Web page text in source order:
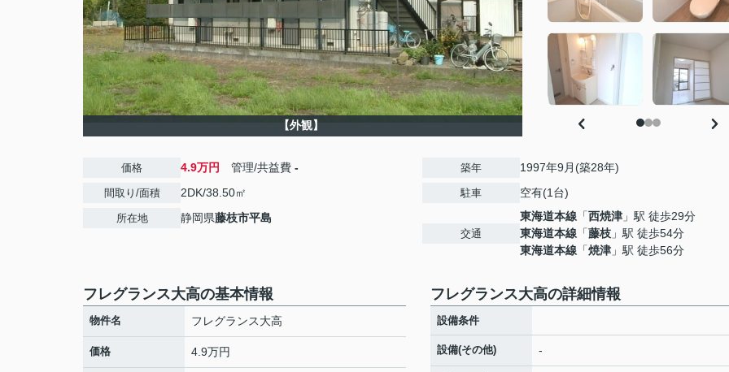
【外観】
価格 4.9万円 管理/共益費 -
間取り/面積 2DK/38.50㎡
所在地 静岡県藤枝市平島
築年 1997年9月(築28年)
駐車 空有(1台)
交通
東海道本線 「西焼津 」駅 徒歩29分
東海道本線 「藤枝 」駅 徒歩54分
東海道本線 「焼津 」駅 徒歩56分
フレグランス大高の基本情報
物件名 フレグランス大高
価格 4.9万円
フレグランス大高の詳細情報
設備条件
設備(その他) -